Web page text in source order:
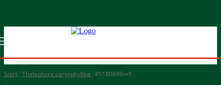
Start Thelephora caryophyllea P1180899m1